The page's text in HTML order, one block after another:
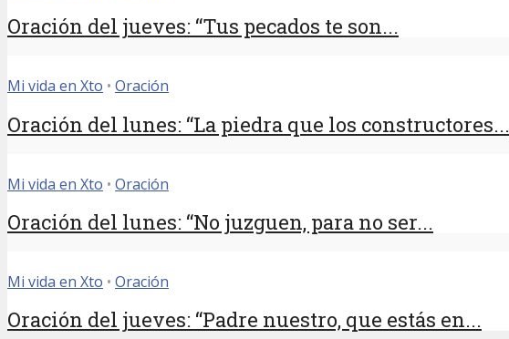
Oración del jueves: “Tus pecados te son...
Mi vida en Xto • Oración
Oración del lunes: “La piedra que los constructores...
Mi vida en Xto • Oración
Oración del lunes: “No juzguen, para no ser...
Mi vida en Xto • Oración
Oración del jueves: “Padre nuestro, que estás en...